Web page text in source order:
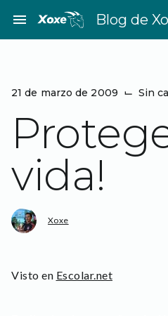
contenido
menu Blog de
21 de marzo de 2009 ⌙ Sin
vida!
Xoxe
Visto en Escolar.net